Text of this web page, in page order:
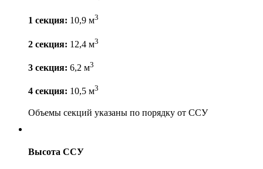
1 секция: 10,9 м3
2 секция: 12,4 м3
3 секция: 6,2 м3
4 секция: 10,5 м3
Объемы секций указаны по порядку от ССУ
Высота ССУ